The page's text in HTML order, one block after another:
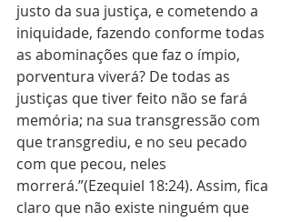
justo da sua justiça, e cometendo a
iniquidade, fazendo conforme todas
as abominações que faz o ímpio,
porventura viverá? De todas as
justiças que tiver feito não se fará
memória; na sua transgressão com
que transgrediu, e no seu pecado
com que pecou, neles
morrerá.”(Ezequiel 18:24). Assim, fica
claro que não existe ninguém que